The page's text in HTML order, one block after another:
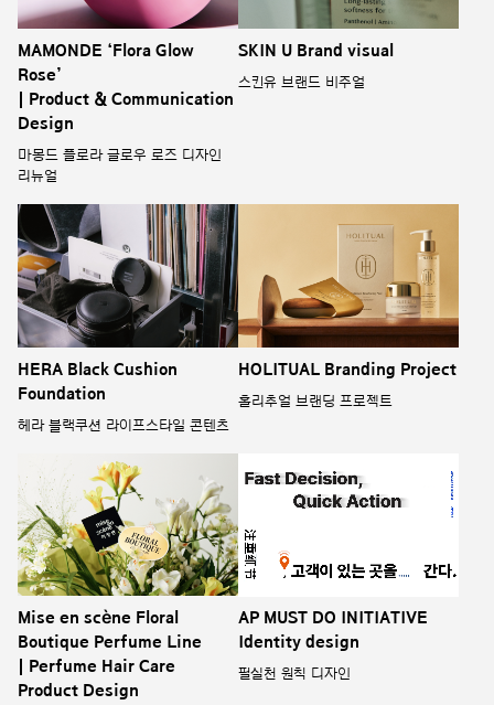
MAMONDE ‘Flora Glow
Rose’
| Product & Communication
Design
마몽드 플로라 글로우 로즈 디자인
리뉴얼
SKIN U Brand visual
스킨유 브랜드 비주얼
HERA Black Cushion
Foundation
헤라 블랙쿠션 라이프스타일 콘텐츠
HOLITUAL Branding Project
홀리추얼 브랜딩 프로젝트
Mise en scène Floral
Boutique Perfume Line
| Perfume Hair Care
Product Design
AP MUST DO INITIATIVE
Identity design
필실천 원칙 디자인